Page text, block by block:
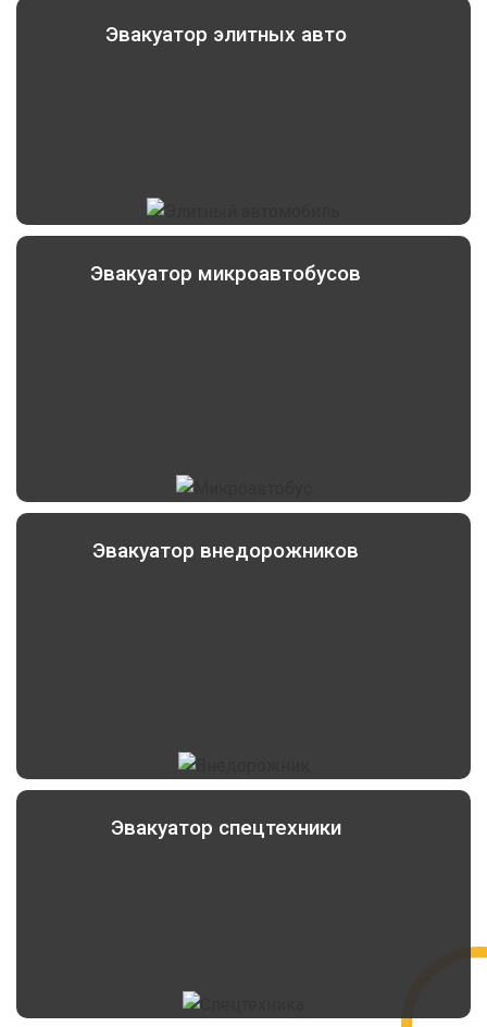
Эвакуатор элитных авто
Эвакуатор микроавтобусов
Эвакуатор внедорожников
Эвакуатор спецтехники